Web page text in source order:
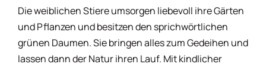
Fitnesshoroskop
Die weiblichen Stiere umsorgen liebevoll ihre Gärten
und Pflanzen und besitzen den sprichwörtlichen
grünen Daumen. Sie bringen alles zum Gedeihen und
lassen dann der Natur ihren Lauf. Mit kindlicher